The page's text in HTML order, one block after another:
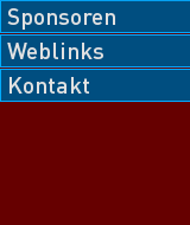
Sponsoren
Weblinks
Kontakt